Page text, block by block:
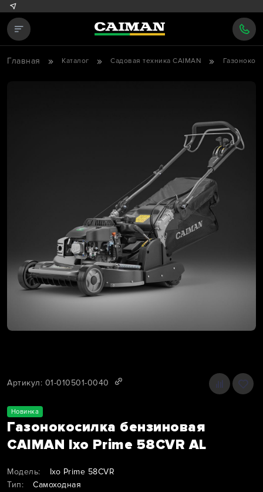
Главная Каталог Садовая техника CAIMAN
Артикул: 01-010501-0040
Новинка
Газонокосилка бензиновая
CAIMAN Ixo Prime 58CVR AL
Модель:
Ixo Prime 58CVR
Тип:
Самоходная